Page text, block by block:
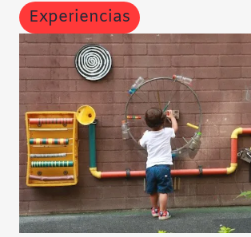
Experiencias
Subrayar enlaces
Fuente legible
Restablecer